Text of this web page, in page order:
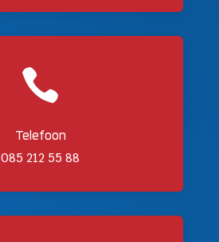

Telefoon
085 212 55 88